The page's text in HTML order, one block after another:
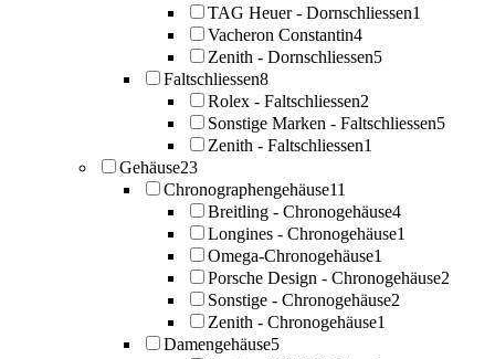
TAG Heuer - Dornschliessen1
Vacheron Constantin4
Zenith - Dornschliessen5
Faltschliessen8
Rolex - Faltschliessen2
Sonstige Marken - Faltschliessen5
Zenith - Faltschliessen1
Gehäuse23
Chronographengehäuse11
Breitling - Chronogehäuse4
Longines - Chronogehäuse1
Omega-Chronogehäuse1
Porsche Design - Chronogehäuse2
Sonstige - Chronogehäuse2
Zenith - Chronogehäuse1
Damengehäuse5